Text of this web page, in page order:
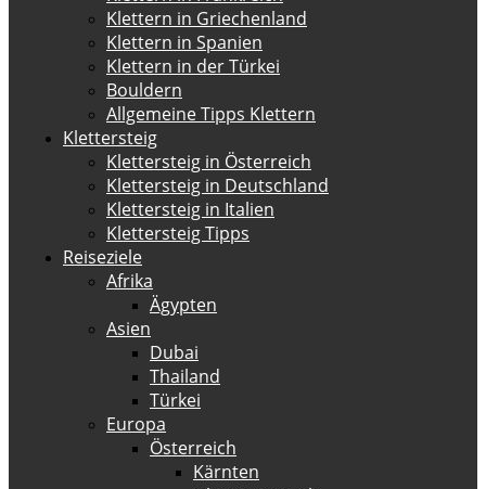
Klettern in Griechenland
Klettern in Spanien
Klettern in der Türkei
Bouldern
Allgemeine Tipps Klettern
Klettersteig
Klettersteig in Österreich
Klettersteig in Deutschland
Klettersteig in Italien
Klettersteig Tipps
Reiseziele
Afrika
Ägypten
Asien
Dubai
Thailand
Türkei
Europa
Österreich
Kärnten